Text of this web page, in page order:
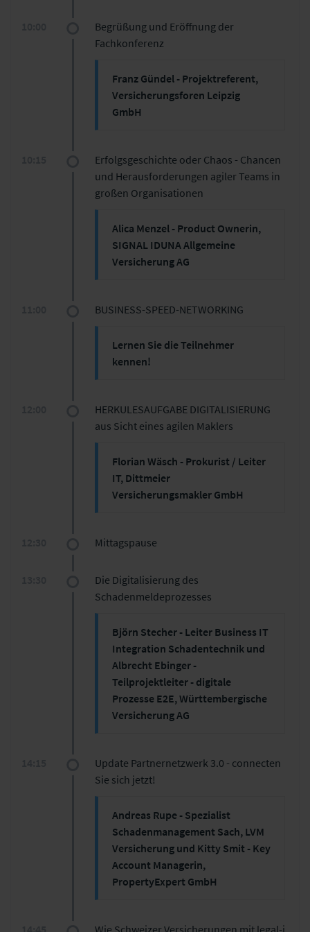
Begrüßung und Eröffnung der
Fachkonferenz
Franz Gündel - Projektreferent,
Versicherungsforen Leipzig
GmbH
Erfolgsgeschichte oder Chaos - Chancen
und Herausforderungen agiler Teams in
großen Organisationen
Alica Menzel - Product Ownerin,
SIGNAL IDUNA Allgemeine
Versicherung AG
Schaden
Owner die Claims Journey Von
morgen prägt
Hürden und Herausforderungen
BUSINESS-SPEED-NETWORKING
Lernen Sie die Teilnehmer
kennen!
Business-Speed-Networkings die
anderen Teilnehmer kennen und
finden Sie eine gemeinsame Basis
während der Fachkonferenz.
HERKULESAUFGABE DIGITALISIERUNG
aus Sicht eines agilen Maklers
Florian Wäsch - Prokurist / Leiter
IT, Dittmeier
Versicherungsmakler GmbH
Mittagspause
Die Digitalisierung des
Schadenmeldeprozesses
Björn Stecher - Leiter Business IT
Integration Schadentechnik und
Albrecht Ebinger -
Teilprojektleiter - digitale
Prozesse E2E, Württembergische
Versicherung AG
Vorgehens im Projekt
Vorstellung des implementierten
Prozesses
Update Partnernetzwerk 3.0 - connecten
Sie sich jetzt!
Andreas Rupe - Spezialist
Schadenmanagement Sach, LVM
Versicherung und Kitty Smit - Key
Account Managerin,
PropertyExpert GmbH